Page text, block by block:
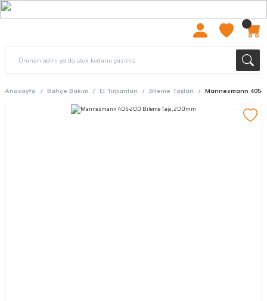
Anasayfa Bahçe Bakım El Tırpanları Bileme Taşları Mannesmann 405-